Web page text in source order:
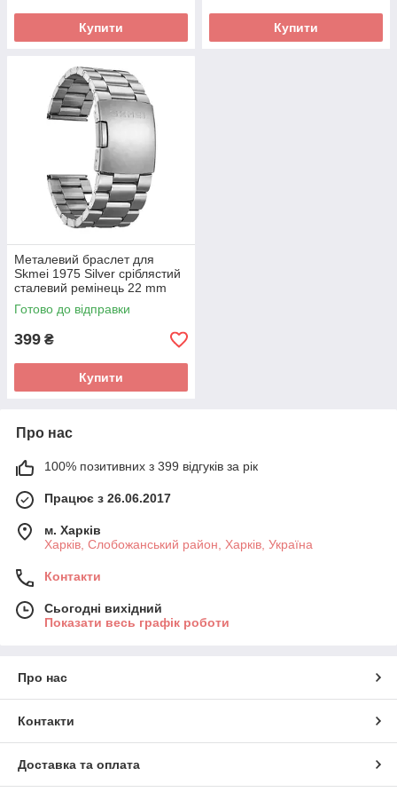
Купити Купити
Металевий браслет для
Skmei 1975 Silver сріблястий
сталевий ремінець 22 mm
Готово до відправки
399 ₴
Купити
Про нас
100% позитивних з 399 відгуків за рік
Працює з 26.06.2017
м. Харків
Харків, Слобожанський район, Харків, Україна
Контакти
Сьогодні вихідний
Показати весь графік роботи
Про нас
Контакти
Доставка та оплата